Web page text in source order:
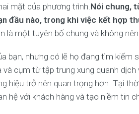
mặt của phương trình. Nói chung,
đầu nào, trong khi việc kết hợp
là một tuyên bố chung và không
bạn, nhưng có lẽ họ đang tìm kiếm
cụm từ tập trung xung quanh dịch
hiệu trở nên quan trọng hơn. Tại
với khách hàng và tạo niềm tin